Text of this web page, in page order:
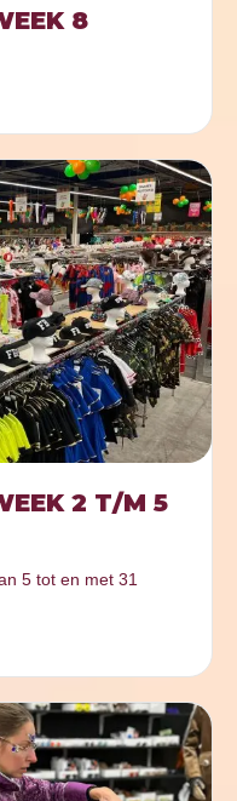
8
2 T/M 5
5 tot en met 31